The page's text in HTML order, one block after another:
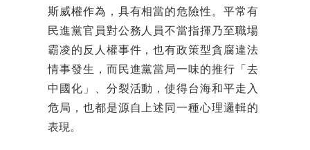
斯威權作為，具有相當的危險性。平常有
民進黨官員對公務人員不當指揮乃至職場
霸凌的反人權事件，也有政策型貪腐違法
情事發生，而民進黨當局一味的推行「去
中國化」、分裂活動，使得台海和平走入
危局，也都是源自上述同一種心理邏輯的
表現。